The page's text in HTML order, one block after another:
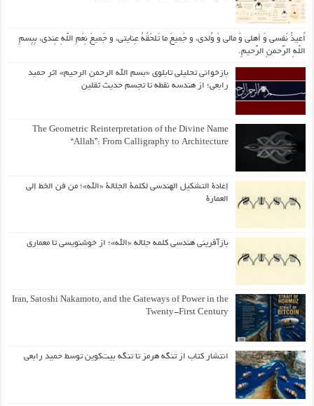
اُعیذُ نَفسی وَ أهلی وَ مالی وَ وُلدی، و جَمیعَ ما تَلحَقُهُ عِنایتی، و جَمیعَ نِعَمِ اللّهِ عِندی، بِبِسمِ
اللّهِ الرَّحمنِ الرَّحیمِ.
بازخوانی تحلیلی تابلوی «بسم الله الرحمن الرحیم» اثر حمید
رابعی؛ از هندسه نقطه تا تجسم حدیث ثقلین
The Geometric Reinterpretation of the Divine Name
“Allah”: From Calligraphy to Architecture
إعادة التشكيل الهندسي لكلمة الجلالة «الله»؛ من فن الخط إلى
العمارة
بازآفرینی هندسی کلمه جلاله «الله»؛ از خوشنویسی تا معماری
Iran, Satoshi Nakamoto, and the Gateways of Power in the
Twenty-First Century
انتشار کتاب از تنگه هرمز تا تنگه بیت‌کوین توسط حمید رابعی